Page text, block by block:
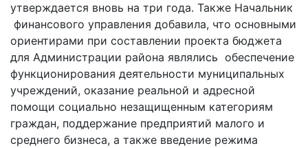
утверждается вновь на три года. Также Начальник
финансового управления добавила, что основными
ориентирами при составлении проекта бюджета
для Администрации района являлись обеспечение
функционирования деятельности муниципальных
учреждений, оказание реальной и адресной
помощи социально незащищенным категориям
граждан, поддержание предприятий малого и
среднего бизнеса, а также введение режима